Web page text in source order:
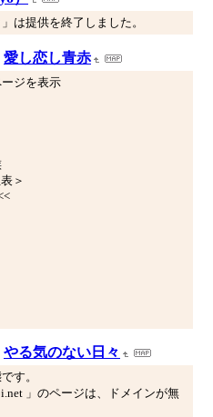
は提供を終了しました。
愛し恋し青赤
ジを表示
＞
やる気のない日々
す。
」のページは、ドメインが無